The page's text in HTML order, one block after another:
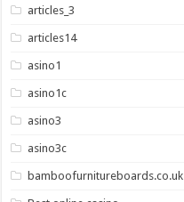
articles_3
articles14
asino1
asino1c
asino3
asino3c
bamboofurnitureboards.co.uk